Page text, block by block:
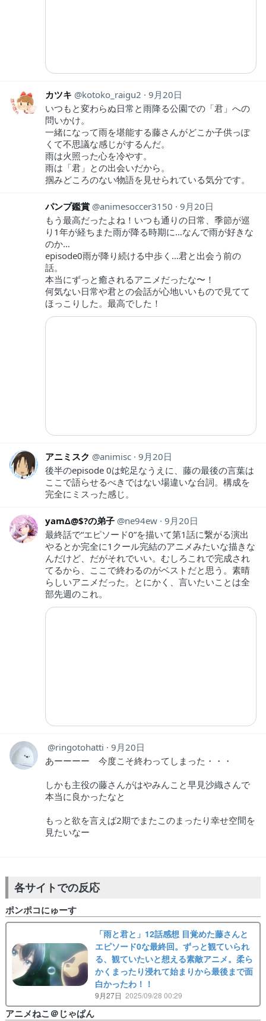
カツキ kotoko_raigu2
9月20日
いつもと変わらぬ日常と雨降る公園での「君」への
問いかけ。
一緒になって雨を堪能する藤さんがどこか子供っぽ
くて不思議な感じがするんだ。
雨は火照った心を冷やす。
雨は「君」との出会いだから。
掴みどころのない物語を見せられている気分です。
パンプ鑑賞 animesoccer3150
9月20日
もう最高だったよね！いつも通りの日常、季節が巡
り1年が経ちまた雨が降る時期に…なんで雨が好きな
のか…
episode0雨が降り続ける中歩く…君と出会う前の
話。
本当にずっと癒されるアニメだったな〜！
何気ない日常や君との会話が心地いいもので見てて
ほっこりした。最高でした！
アニミスク animisc 9月20日
後半のepisode 0は蛇足なうえに、藤の最後の言葉は
ここで語らせるべきではない場違いな台詞。構成を
完全にミスった感じ。
yamΔ@$?の弟子 ne94ew 9月20日
最終話で“エピソード0”を描いて第1話に繋がる演出
やるとか完全に1クール完結のアニメみたいな描きな
んだけど、だがそれでいい。むしろこれで完成され
てるから、ここで終わるのがベストだと思う。素晴
らしいアニメだった。とにかく、言いたいことは全
部先週のこれ。
ringotohatti
9月20日
あーーーー 今度こそ終わってしまった・・・
しかも主役の藤さんがはやみんこと早見沙織さんで
本当に良かったなと
もっと欲を言えば2期でまたこのまったり幸せ空間を
見たいなー
各サイトでの反応
ポンポコにゅーす
「雨と君と」12話感想 目覚めた藤さんと
エピソード0な最終回。ずっと観ていられ
る、観ていたいと想える素敵アニメ。柔ら
かくまったり浸れて始まりから最後まで面
白かったわ！！
9月27日 2025/09/28 00:29
アニメねこ＠じゃぱん